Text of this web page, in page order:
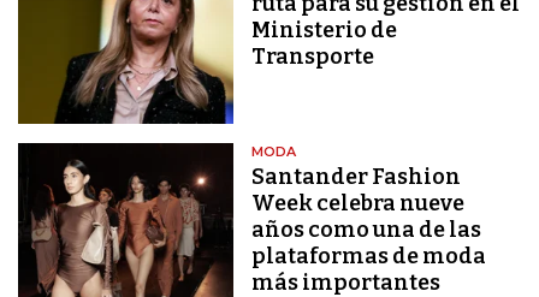
Ministerio de
Transporte
MODA
Santander Fashion
Week celebra nueve
años como una de las
plataformas de moda
más importantes